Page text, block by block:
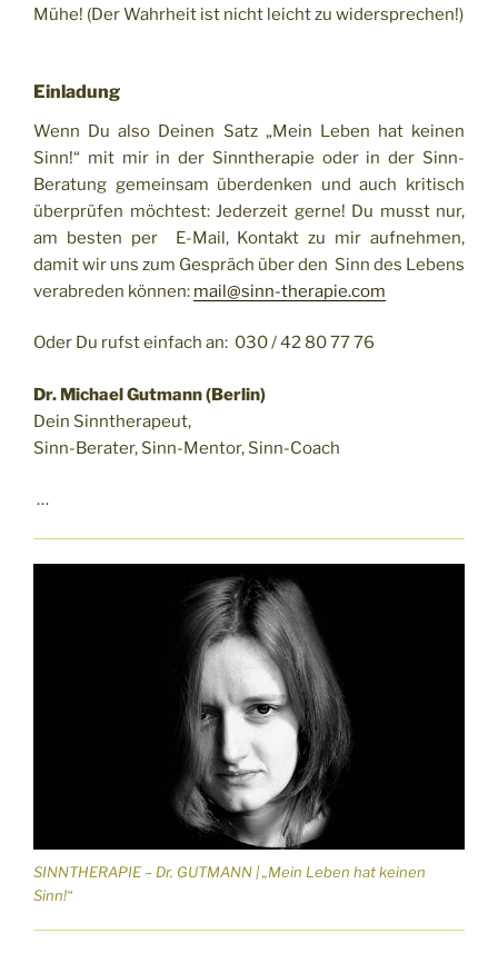
Mühe! (Der Wahrheit ist nicht leicht zu widersprechen!)
Einladung
Wenn Du also Deinen Satz „Mein Leben hat keinen
Sinn!“ mit mir in der Sinntherapie oder in der Sinn-
Beratung gemeinsam überdenken und auch kritisch
überprüfen möchtest: Jederzeit gerne! Du musst nur,
am besten per E-Mail, Kontakt zu mir aufnehmen,
damit wir uns zum Gespräch über den Sinn des Lebens
verabreden können: mail@sinn-therapie.com
Oder Du rufst einfach an: 030 / 42 80 77 76
Dr. Michael Gutmann (Berlin)
Dein Sinntherapeut,
Sinn-Berater, Sinn-Mentor, Sinn-Coach
…
SINNTHERAPIE – Dr. GUTMANN | „Mein Leben hat keinen
Sinn!“